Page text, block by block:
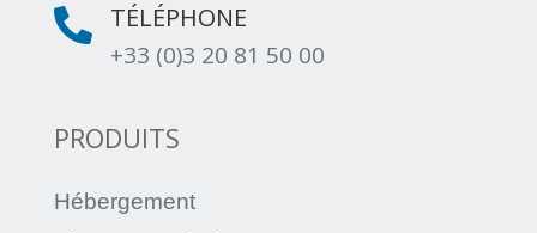
 TÉLÉPHONE
+33 (0)3 20 81 50 00
PRODUITS
Hébergement